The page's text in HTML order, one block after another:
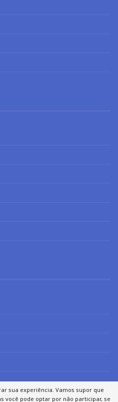
sua experiência. Vamos supor que
você pode optar por não participar, se